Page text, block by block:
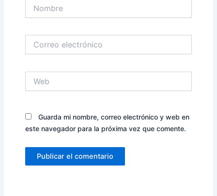
electrónico
Guarda mi nombre, correo electrónico y web en
este navegador para la próxima vez que comente.